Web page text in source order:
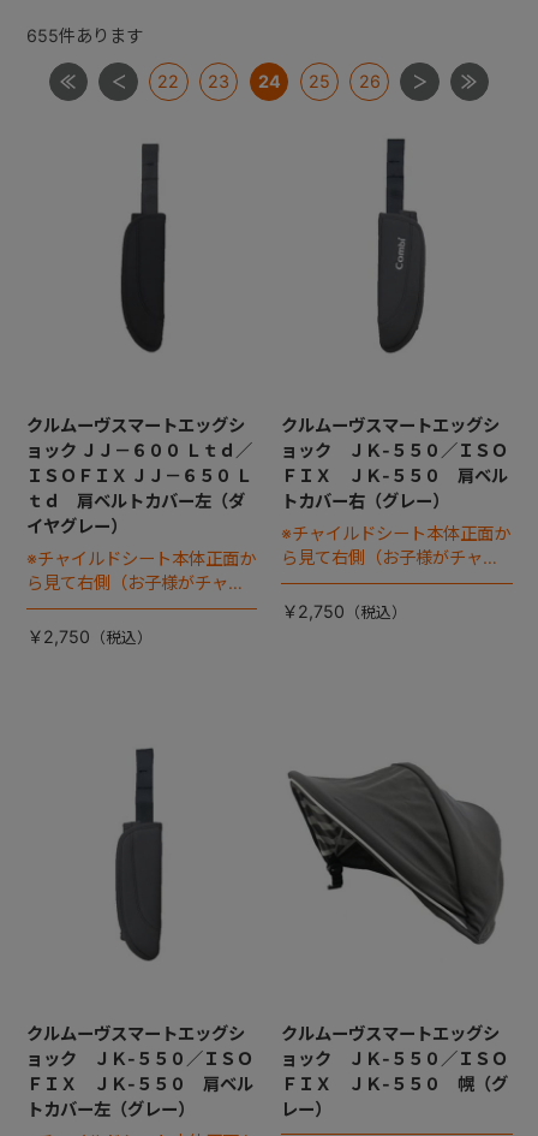
ジョイトリップアドバンスＩＳＯＦＩＸ
ムーブフィットジュニア
【共通部品】ＩＳＯＦＩＸキャップ・すーすーファン・
ロッキングクリップ・ギボシ
【共通部品】ベースカバー・サポートレッグ
655件あります
22 23 24 25 26
クルムーヴスマートエッグシ
ョック ＪＪ－６００ Ｌｔｄ／
ＩＳＯＦＩＸ ＪＪ－６５０ Ｌ
ｔｄ 肩ベルトカバー左（ダ
イヤグレー）
※チャイルドシート本体正面か
ら見て右側（お子様がチャイ
ルドシートに座った状態で左
手側となります）
￥2,750
クルムーヴスマートエッグシ
ョック ＪＫ-５５０／ＩＳＯ
ＦＩＸ ＪＫ-５５０ 肩ベル
トカバー右（グレー）
※チャイルドシート本体正面か
ら見て右側（お子様がチャイ
ルドシートに座った状態で左
手側となります）
￥2,750
クルムーヴスマートエッグシ
ョック ＪＫ-５５０／ＩＳＯ
ＦＩＸ ＪＫ-５５０ 肩ベル
トカバー左（グレー）
クルムーヴスマートエッグシ
ョック ＪＫ-５５０／ＩＳＯ
ＦＩＸ ＪＫ-５５０ 幌（グ
レー）